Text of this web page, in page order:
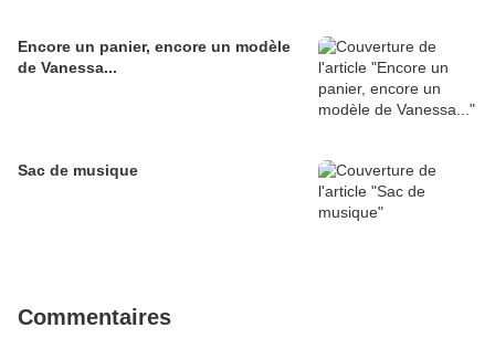
Encore un panier, encore un modèle
de Vanessa...
Sac de musique
Commentaires